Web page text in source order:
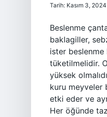
Tarih: Kasım 3, 2024
Beslenme
baklagiller,
ister
tüketilmelidir.
yüksek
kuru meyveler
etki eder ve
Her öğünde